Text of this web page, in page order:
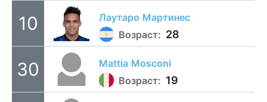
10 Лаутаро Мартинес
Возраст: 28
30 Mattia Mosconi
Возраст: 19